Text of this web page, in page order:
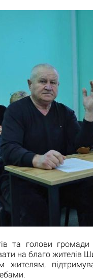
та голови
на благо жителів
жителям,